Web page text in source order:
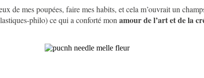
de mes poupées, faire mes habits, et cela m’ouvrait un
philo) ce qui a conforté mon amour de l’art et de la